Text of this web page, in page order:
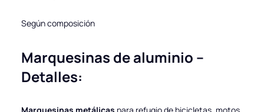
Según composición
Marquesinas de aluminio –
Detalles: